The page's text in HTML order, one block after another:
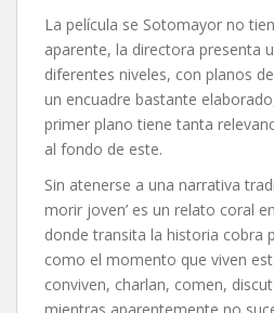
La película se Sotomayor no
aparente, la directora presenta
diferentes niveles, con planos
un encuadre bastante
primer plano tiene tanta
al fondo de este.
Sin atenerse a una narrativa
morir joven’ es un relato coral
donde transita la historia cobra
como el momento que viven
conviven, charlan, comen,
mientras aparentemente no